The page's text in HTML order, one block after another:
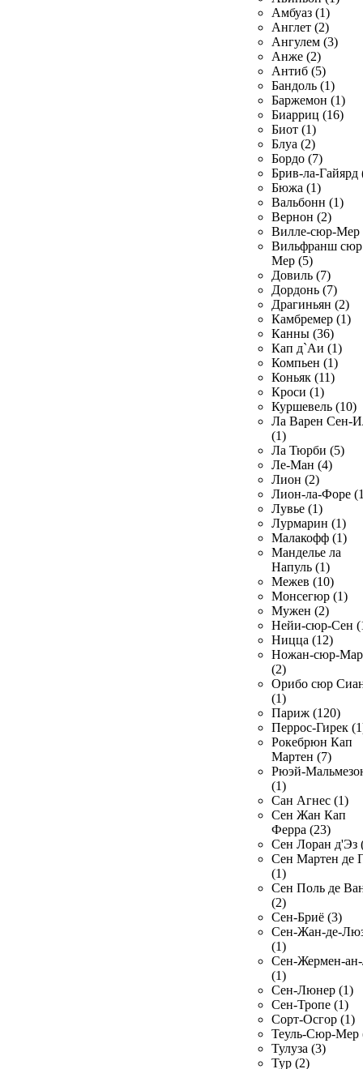
Амбуаз (1)
Англет (2)
Ангулем (3)
Анже (2)
Антиб (5)
Бандоль (1)
Баржемон (1)
Биарриц (16)
Биот (1)
Блуа (2)
Бордо (7)
Брив-ла-Гайярд
Бюжа (1)
Вальбонн (1)
Вернон (2)
Вилле-сюр-Мер
Вильфранш сюр
Мер (5)
Довиль (7)
Дордонь (7)
Драгиньян (2)
Камбремер (1)
Канны (36)
Кап д`Аи (1)
Компьен (1)
Коньяк (11)
Кроси (1)
Куршевель (10)
Ла Варен Сен-
(1)
Ла Тюрби (5)
Ле-Ман (4)
Лион (2)
Лион-ла-Форе
Лувье (1)
Лурмарин (1)
Малакофф (1)
Манделье ла
Напуль (1)
Межев (10)
Монсегюр (1)
Мужен (2)
Нейи-сюр-Сен
Ницца (12)
Ножан-сюр-
(2)
Орибо сюр
(1)
Париж (120)
Перрос-Гирек
Рокебрюн Кап
Мартен (7)
Рюэй-
(1)
Сан Агнес (1)
Сен Жан Кап
Ферра (23)
Сен Лоран д'Эз
Сен Мартен де
(1)
Сен Поль де
(2)
Сен-Бриё (3)
Сен-Жан-де-
(1)
Сен-Жермен-
(1)
Сен-Люнер (1)
Сен-Тропе (1)
Сорт-Осгор (1)
Теуль-Сюр-Мер
Тулуза (3)
Тур (2)